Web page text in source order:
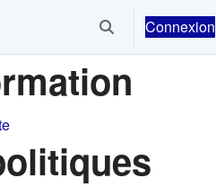
Activer/Connexion